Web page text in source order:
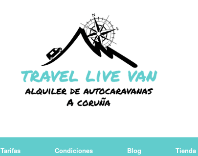
Tarifas Condiciones Blog Tienda